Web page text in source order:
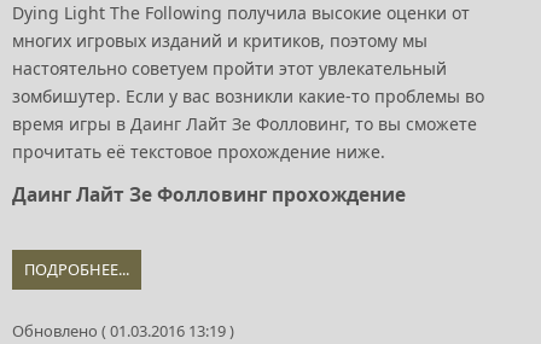
Dying Light The Following получила высокие оценки от
многих игровых изданий и критиков, поэтому мы
настоятельно советуем пройти этот увлекательный
зомбишутер. Если у вас возникли какие-то проблемы во
время игры в Даинг Лайт Зе Фолловинг, то вы сможете
прочитать её текстовое прохождение ниже.
Даинг Лайт Зе Фолловинг прохождение
ПОДРОБНЕЕ...
Обновлено ( 01.03.2016 13:19 )